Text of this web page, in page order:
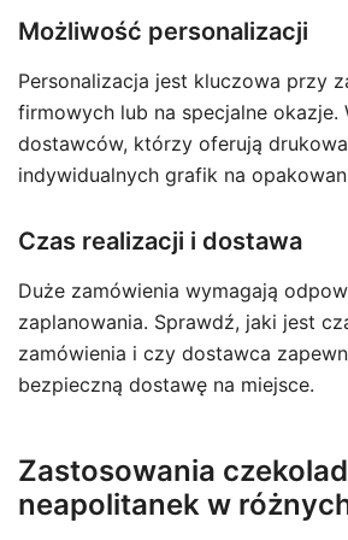
Możliwość personalizacji
Personalizacja jest kluczowa przy
firmowych lub na specjalne okazje.
dostawców, którzy oferują
indywidualnych grafik na
Czas realizacji i dostawa
Duże zamówienia wymagają
zaplanowania. Sprawdź, jaki jest
zamówienia i czy dostawca
bezpieczną dostawę na miejsce.
Zastosowania
neapolitanek w